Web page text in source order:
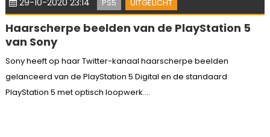
PS5 UITGELICHT
Haarscherpe beelden van de PlayStation 5
van Sony
Sony heeft op haar Twitter-kanaal haarscherpe beelden
gelanceerd van de PlayStation 5 Digital en de standaard
PlayStation 5 met optisch loopwerk....